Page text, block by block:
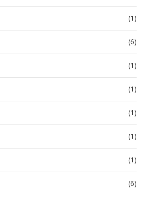
(1)
(6)
(1)
(1)
(1)
(1)
(1)
(6)